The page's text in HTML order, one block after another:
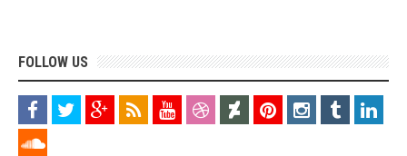
FOLLOW US